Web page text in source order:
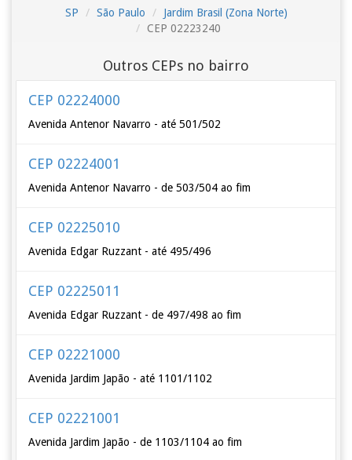
SP São Paulo
Jardim Brasil (Zona Norte)
CEP 02223240
Outros CEPs no bairro
CEP 02224000
Avenida Antenor Navarro - até 501/502
CEP 02224001
Avenida Antenor Navarro - de 503/504 ao fim
CEP 02225010
Avenida Edgar Ruzzant - até 495/496
CEP 02225011
Avenida Edgar Ruzzant - de 497/498 ao fim
CEP 02221000
Avenida Jardim Japão - até 1101/1102
CEP 02221001
Avenida Jardim Japão - de 1103/1104 ao fim